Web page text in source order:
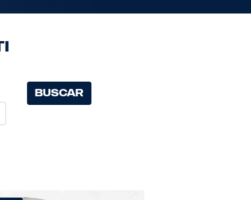
Buscar